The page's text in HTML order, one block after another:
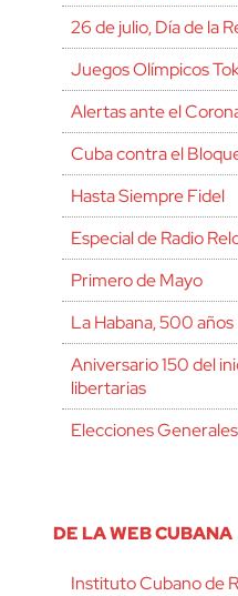
26 de julio, Día de la
Juegos Olímpicos
Alertas ante el
Cuba contra el
Hasta Siempre Fidel
Especial de Radio
Primero de Mayo
La Habana, 500 años
Aniversario 150 del
libertarias
Elecciones
DE LA WEB CUBANA
Instituto Cubano de